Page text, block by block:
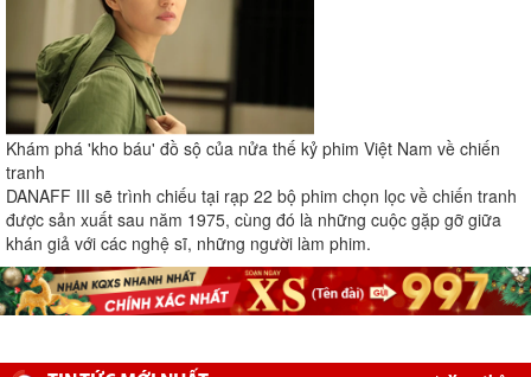
Khám phá 'kho báu' đồ sộ của nửa thế kỷ phim Việt Nam về chiến
tranh
DANAFF III sẽ trình chiếu tại rạp 22 bộ phim chọn lọc về chiến tranh
được sản xuất sau năm 1975, cùng đó là những cuộc gặp gỡ giữa
khán giả với các nghệ sĩ, những người làm phim.